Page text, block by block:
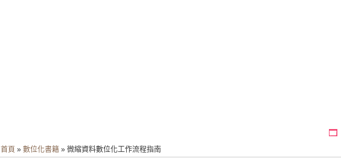
首頁 » 數位化書籍 » 微縮資料數位化工作流程指南